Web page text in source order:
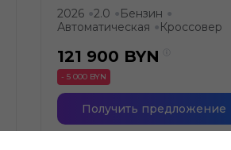
2026 ●2.0 ● Бензин ●
Автоматическая ● Кроссовер
121 900 BYN
- 5 000 BYN
Получить предложение